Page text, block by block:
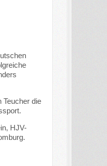
Teucher die
HJV-